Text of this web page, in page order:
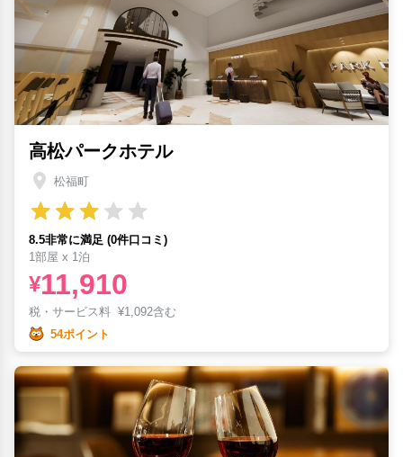
高松パークホテル
松福町
8.5非常に満足 (0件口コミ)
1部屋 x 1泊
¥11,910
税・サービス料 ¥1,092含む
54ポイント